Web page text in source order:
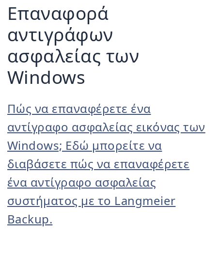
Επαναφορά
αντιγράφων
ασφαλείας των
Windows
Πώς να επαναφέρετε ένα
αντίγραφο ασφαλείας εικόνας των
Windows; Εδώ μπορείτε να
διαβάσετε πώς να επαναφέρετε
ένα αντίγραφο ασφαλείας
συστήματος με το Langmeier
Backup.